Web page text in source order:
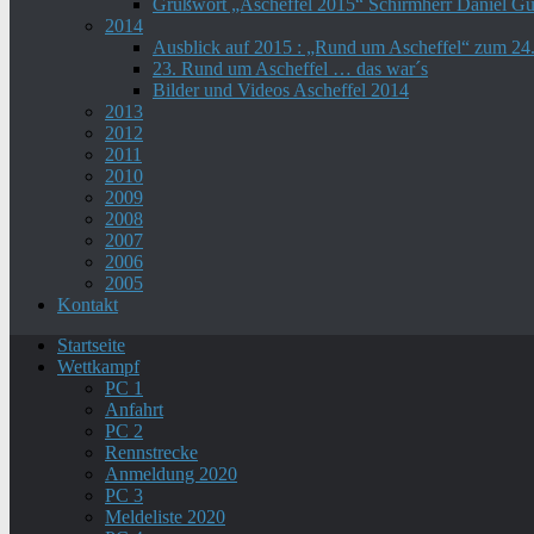
Grußwort „Ascheffel 2015“ Schirmherr Daniel
2014
Ausblick auf 2015 : „Rund um Ascheffel“ zum
23. Rund um Ascheffel … das war´s
Bilder und Videos Ascheffel 2014
2013
2012
2011
2010
2009
2008
2007
2006
2005
Kontakt
Startseite
Wettkampf
PC 1
Anfahrt
PC 2
Rennstrecke
Anmeldung 2020
PC 3
Meldeliste 2020